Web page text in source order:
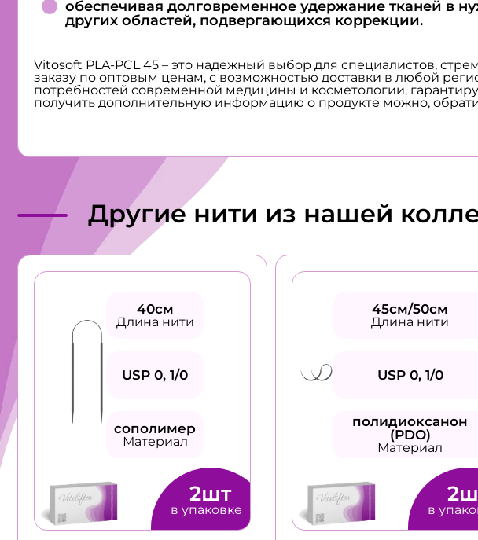
обеспечивая долговременное удержание тканей в
других областей, подвергающихся коррекции.
Vitosoft PLA-PCL 45 – это надежный выбор для специалистов,
заказу по оптовым ценам, с возможностью доставки в любой
потребностей современной медицины и косметологии,
получить дополнительную информацию о продукте можно,
Другие нити из нашей
40см
Длина нити
USP 0, 1/0
сополимер
Материал
2шт
в упаковке
45см/50см
Длина нити
USP 0, 1/0
полидиоксанон
(PDO)
Материал
в